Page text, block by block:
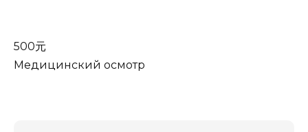
500元
Медицинский осмотр